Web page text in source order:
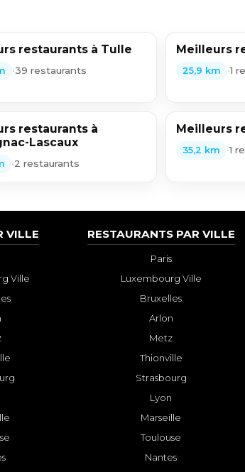
restaurants à Tulle
•39 restaurants
Meilleurs
25,9 km •1
restaurants à
Lascaux
•2 restaurants
Meilleurs
35,2 km •1
VILLE
Ville
RESTAURANTS PAR VILLE
Paris
Luxembourg Ville
Bruxelles
Arlon
Metz
Thionville
Strasbourg
Lyon
Marseille
Toulouse
Nantes